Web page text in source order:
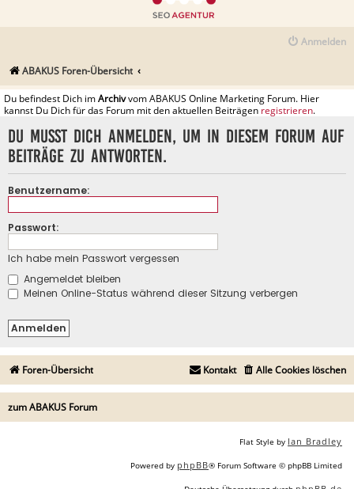
Anmelden
ABAKUS Foren-Übersicht
Du befindest Dich imArchivvom ABAKUS Online Marketing Forum. Hier
kannst Du Dich für das Forum mit den aktuellen Beiträgen registrieren.
Du musst dich anmelden, um in diesem Forum auf
Beiträge zu antworten.
Benutzername:
Passwort:
Ich habe mein Passwort vergessen
Angemeldet bleiben
Meinen Online-Status während dieser Sitzung verbergen
Foren-Übersicht Alle Cookies löschen
Kontakt
zum ABAKUS Forum
Flat Style by Ian Bradley
Powered by phpBB® Forum Software © phpBB Limited